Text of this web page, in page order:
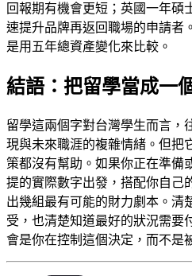
回報期有機會更短；英國一年碩
速提升品牌再返回職場的申請者
是用五年總資產變化來比較。
結語：把留學當成一
留學這兩個字對台灣學生而言，
現與未來職涯的複雜情緒。但把
策都沒有幫助。如果你正在準備
提的實際數字出發，搭配你自己
出幾組最有可能的財力劇本。清
受，也清楚知道最好的狀況需要
會是你在控制這個決定，而不是